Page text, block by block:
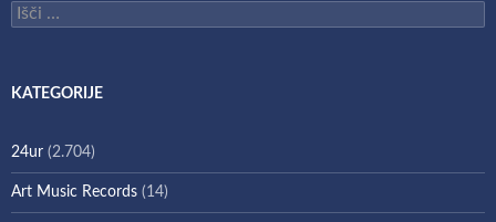
Išči:
KATEGORIJE
24ur (2.704)
Art Music Records (14)